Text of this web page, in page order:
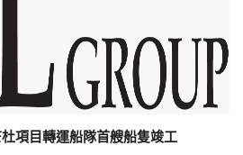
項目轉運船隊首艘船隻竣工